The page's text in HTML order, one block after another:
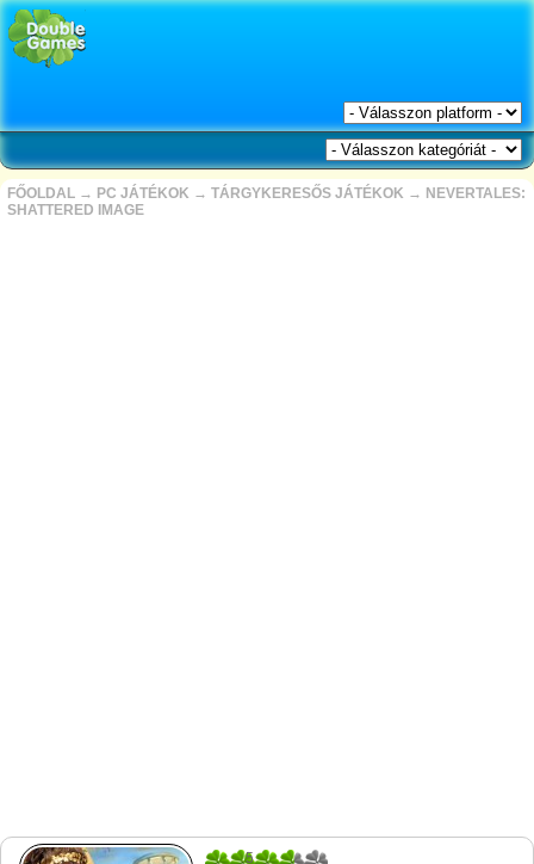
FŐOLDAL → PC JÁTÉKOK → TÁRGYKERESŐS JÁTÉKOK → NEVERTALES:
SHATTERED IMAGE
5